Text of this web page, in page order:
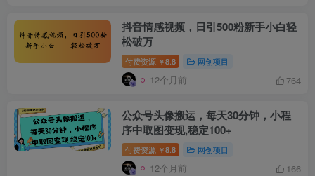
抖音情感视频，日引500粉新手小白轻
松破万
付费资源 ￥8.8 网创项目
12个月前 764
公众号头像搬运，每天30分钟，小程
序中取图变现,稳定100+
付费资源 ￥8.8 网创项目
12个月前 166